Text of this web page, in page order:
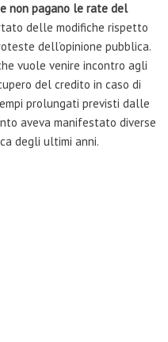
non pagano le rate del
delle modifiche rispetto
dell’opinione pubblica.
vuole venire incontro agli
del credito in caso di
prolungati previsti dalle
aveva manifestato diverse
degli ultimi anni.